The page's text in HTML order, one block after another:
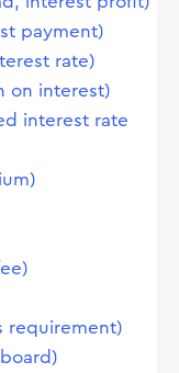
payment)
rate)
on interest)
interest rate
requirement)